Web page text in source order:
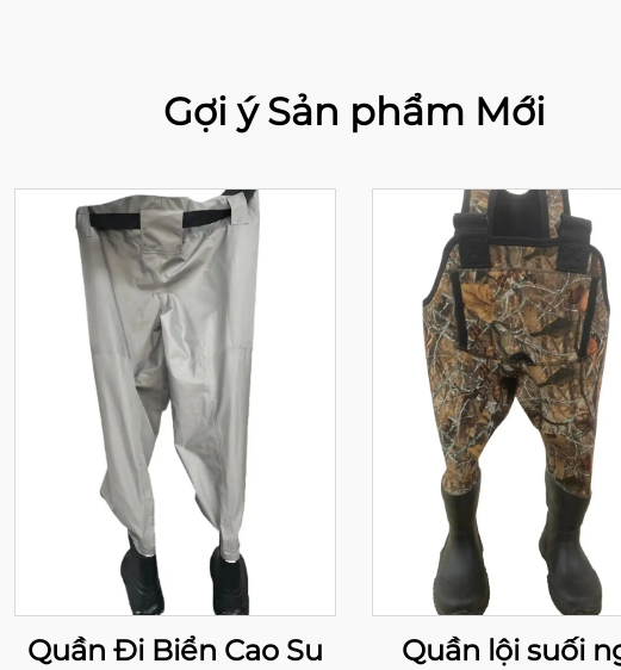
Gợi ý Sản phẩm Mới
Quần Đi Biển Cao Su
Quần lội suối